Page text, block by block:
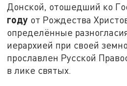
Донской, отошедший ко
году от Рождества
определённые
иерархией при своей
прославлен Русской
в лике святых.